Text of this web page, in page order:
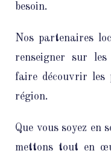
besoin.
Nos partenaires
renseigner sur
faire découvrir les
région.
Que vous soyez en
mettons tout en